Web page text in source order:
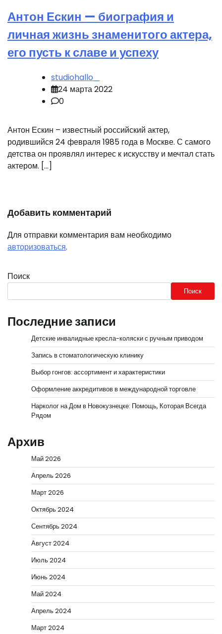
Антон Ескин — биография и
личная жизнь знаменитого актера,
его пусть к славе и успеху
studiohallo_
24 марта 2022
0
Антон Ескин – известный российский актер,
родившийся 24 февраля 1985 года в Москве. С самого
детства он проявлял интерес к искусству и мечтал стать
актером. […]
Добавить комментарий
Для отправки комментария вам необходимо
авторизоваться.
Поиск
Поиск
Последние записи
Детские инвалидные кресла-коляски с ручным приводом
Запись в стоматологическую клинику
Выбор гонгов: ассортимент и характеристики
Оформление аккредитивов в международной торговле
Нарколог на Дом в Новокузнецке: Помощь, Которая Всегда
Рядом
Архив
Май 2026
Апрель 2026
Март 2026
Октябрь 2024
Сентябрь 2024
Август 2024
Июль 2024
Июнь 2024
Май 2024
Апрель 2024
Март 2024